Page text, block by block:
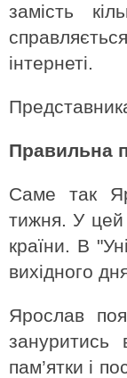
замість
інтернеті.
Правильна
Саме так
тижня. У цей
країни. В
вихідного
Ярослав
пам’ятки і